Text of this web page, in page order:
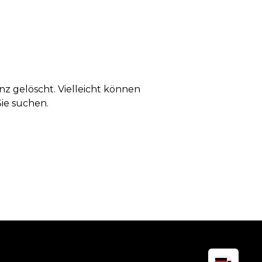
gelöscht. Vielleicht können
suchen.